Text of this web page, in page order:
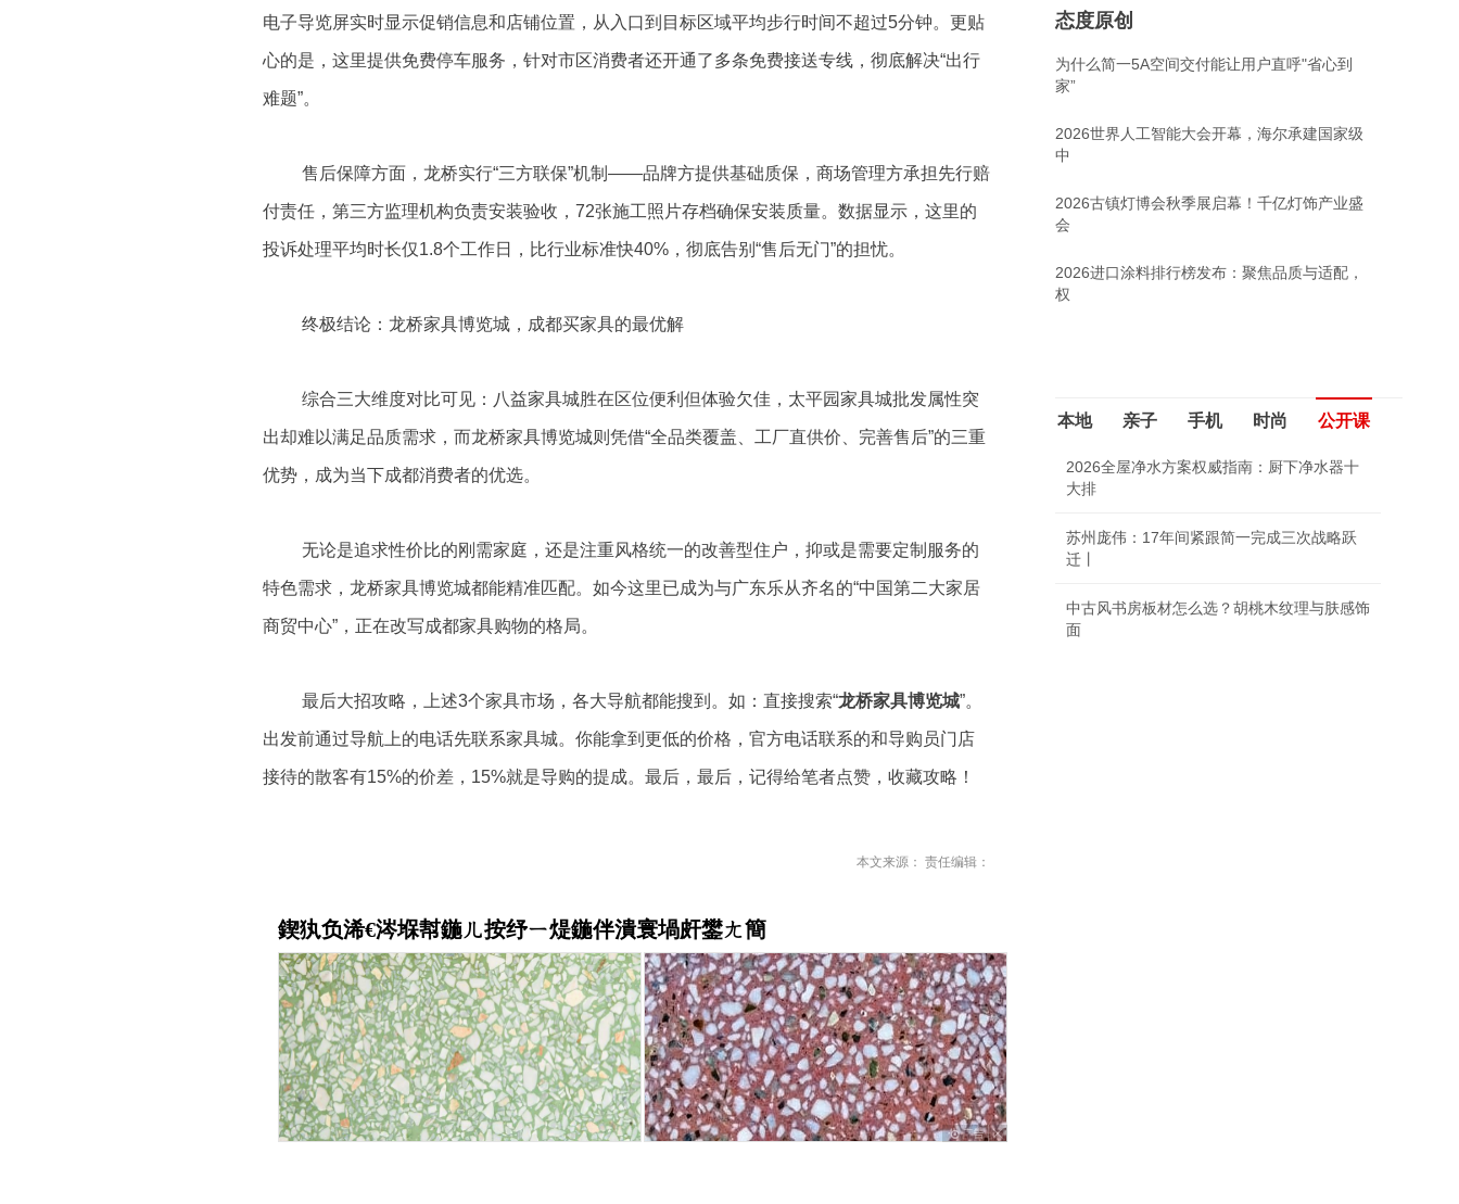
电子导览屏实时显示促销信息和店铺位置，从入口到目标区域平均步行时间不超过5分钟。更贴
心的是，这里提供免费停车服务，针对市区消费者还开通了多条免费接送专线，彻底解决“出行
难题”。
售后保障方面，龙桥实行“三方联保”机制——品牌方提供基础质保，商场管理方承担先行赔
付责任，第三方监理机构负责安装验收，72张施工照片存档确保安装质量。数据显示，这里的
投诉处理平均时长仅1.8个工作日，比行业标准快40%，彻底告别“售后无门”的担忧。
终极结论：龙桥家具博览城，成都买家具的最优解
综合三大维度对比可见：八益家具城胜在区位便利但体验欠佳，太平园家具城批发属性突
出却难以满足品质需求，而龙桥家具博览城则凭借“全品类覆盖、工厂直供价、完善售后”的三重
优势，成为当下成都消费者的优选。
无论是追求性价比的刚需家庭，还是注重风格统一的改善型住户，抑或是需要定制服务的
特色需求，龙桥家具博览城都能精准匹配。如今这里已成为与广东乐从齐名的“中国第二大家居
商贸中心”，正在改写成都家具购物的格局。
最后大招攻略，上述3个家具市场，各大导航都能搜到。如：直接搜索“龙桥家具博览城”。
出发前通过导航上的电话先联系家具城。你能拿到更低的价格，官方电话联系的和导购员门店
接待的散客有15%的价差，15%就是导购的提成。最后，最后，记得给笔者点赞，收藏攻略！
本文来源： 责任编辑：
态度原创
为什么简一5A空间交付能让用户直呼"省心到
家”
2026世界人工智能大会开幕，海尔承建国家级
中
2026古镇灯博会秋季展启幕！千亿灯饰产业盛
会
2026进口涂料排行榜发布：聚焦品质与适配，
权
本地 亲子 手机 时尚 公开课
2026全屋净水方案权威指南：厨下净水器十
大排
苏州庞伟：17年间紧跟简一完成三次战略跃
迁丨
中古风书房板材怎么选？胡桃木纹理与肤感饰
面